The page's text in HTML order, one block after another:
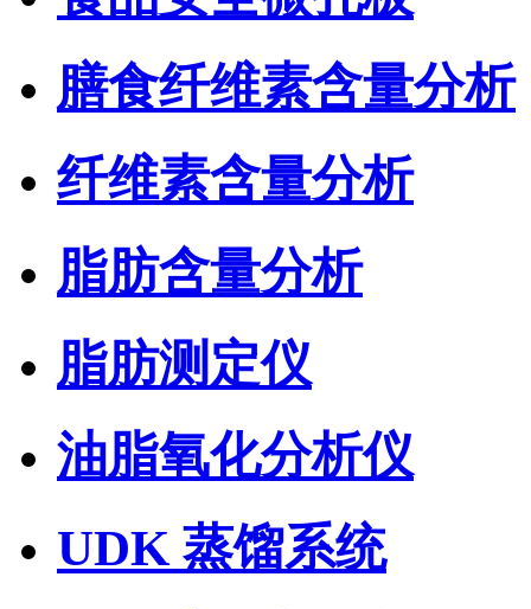
膳食纤维素含量分析
纤维素含量分析
脂肪含量分析
脂肪测定仪
油脂氧化分析仪
UDK 蒸馏系统